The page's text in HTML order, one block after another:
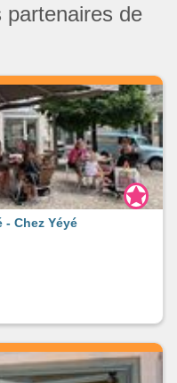
partenaires de
- Chez Yéyé